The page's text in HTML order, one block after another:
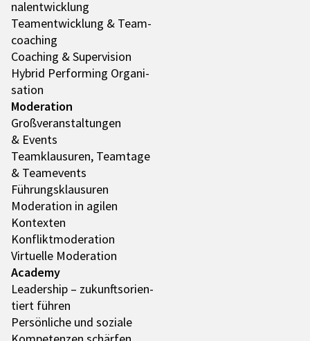
nal­ent­wick­lung
Team­ent­wick­lung & Team­
coa­ching
Coaching & Super­vi­sion
Hybrid Performing Orga­ni­
sa­tion
Mode­ra­tion
Groß­ver­an­stal­tun­gen
& Events
Team­klau­su­ren, Team­tage
& Team­e­vents
Führungs­klau­su­ren
Mode­ra­tion in agilen
Kontex­ten
Konflikt­mo­de­ra­tion
Virtu­elle Mode­ra­tion
Academy
Leader­ship – zukunfts­ori­en­
tiert führen
Persön­li­che und soziale